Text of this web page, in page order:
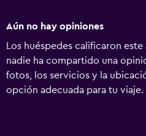
Aún no hay opiniones
Los huéspedes calificaron
nadie ha compartido una
fotos, los servicios y la
opción adecuada para tu viaje.